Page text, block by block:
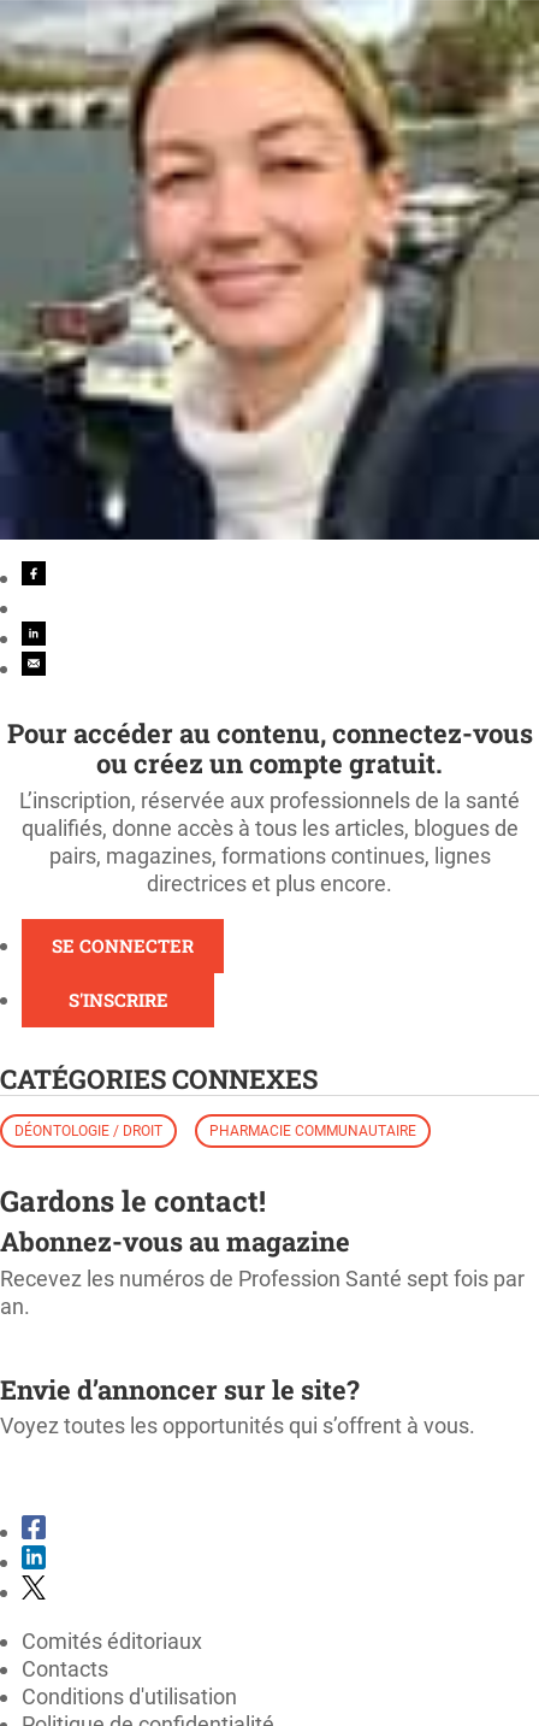
Pour accéder au contenu, connectez-vous
ou créez un compte gratuit.
L’inscription, réservée aux professionnels de la santé
qualifiés, donne accès à tous les articles, blogues de
pairs, magazines, formations continues, lignes
directrices et plus encore.
SE CONNECTER
S'INSCRIRE
CATÉGORIES CONNEXES
DÉONTOLOGIE / DROIT PHARMACIE COMMUNAUTAIRE
Gardons le contact!
Abonnez-vous au magazine
Recevez les numéros de Profession Santé sept fois par
an.
Envie d’annoncer sur le site?
Voyez toutes les opportunités qui s’offrent à vous.
Comités éditoriaux
Contacts
Conditions d'utilisation